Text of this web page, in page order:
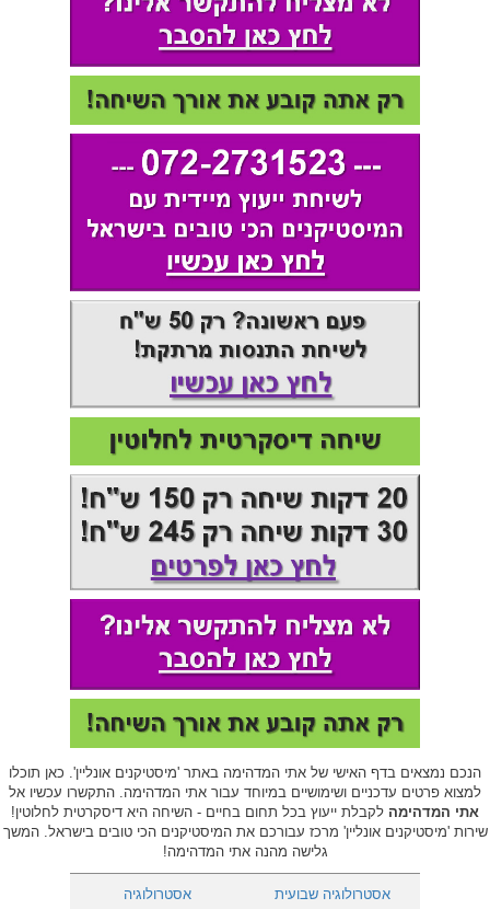
הנכם נמצאים בדף האישי של אתי המדהימה באתר 'מיסטיקנים אונליין'. כאן תוכלו
למצוא פרטים עדכניים ושימושיים במיוחד עבור אתי המדהימה. התקשרו עכשיו אל
אתי המדהימה לקבלת ייעוץ בכל תחום בחיים - השיחה היא דיסקרטית לחלוטין!
שירות 'מיסטיקנים אונליין' מרכז עבורכם את המיסטיקנים הכי טובים בישראל. המשך
גלישה מהנה אתי המדהימה!
אסטרולוגיה
אסטרולוגיה שבועית